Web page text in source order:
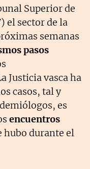
Superior de
el sector de la
semanas
pasos
Justicia vasca ha
casos, tal y
es
encuentros
hubo durante el